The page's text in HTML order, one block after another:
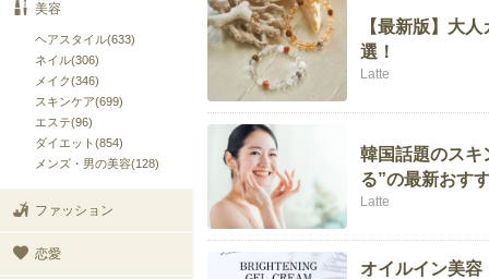
美容
ヘアスタイル(633)
ネイル(306)
メイク(346)
スキンケア(699)
エステ(96)
ダイエット(854)
メンズ・男の美容(128)
ファッション
恋愛
【最新版】大
選！
Latte
韓国話題のスキ
る”の最新おす
Latte
オイルイン美